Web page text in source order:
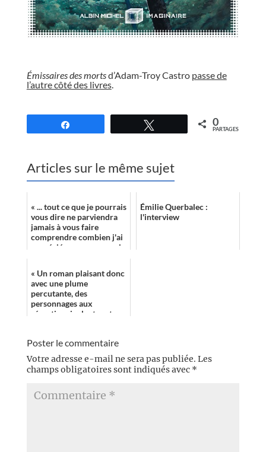
Émissaires des mortsd’Adam-Troy Castro passe de
l’autre côté des livres.
0
PARTAGES
Articles sur le même sujet
« ... tout ce que je pourrais
vous dire ne parviendra
jamais à vous faire
comprendre combien j'ai
apprécié ce roman ; car je
Émilie Querbalec :
l'interview
« Un roman plaisant donc
avec une plume
percutante, des
personnages aux
réparties cinglantes et un
Poster le commentaire
Votre adresse e-mail ne sera pas publiée. Les
champs obligatoires sont indiqués avec *